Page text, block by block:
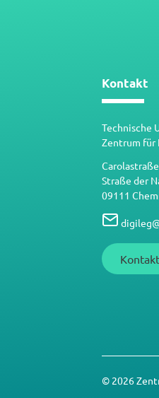
Kontakt
Technische
Zentrum für
Straße der
09111
digileg
© 2026